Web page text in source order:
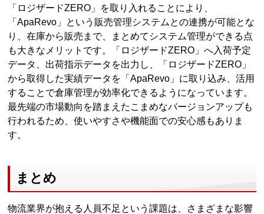
「ロジザードZERO」を取り入れることにより、
「ApaRevo」という販売管理システムとの連携が可能とな
り、在庫から販売まで、まとめてシステム管理ができる点
も大きなメリットです。「ロジザードZERO」へ入荷予定
データ、出荷指示データを出力し、「ロジザードZERO」
から取得した実績データを「ApaRevo」に取り込み、活用
することで倉庫管理が効率化できるようになっています。
最先端の市場動向を踏まえたこまめなバージョンアップも
行われるため、使いやすさや機能面での安心感もありま
す。
まとめ
物流業界が抱える人員不足という課題は、さまざまな影響